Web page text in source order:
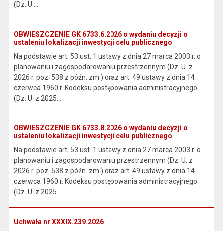
(Dz. U....
OBWIESZCZENIE GK 6733.6.2026 o wydaniu decyzji o
ustaleniu lokalizacji inwestycji celu publicznego
Na podstawie art. 53 ust. 1 ustawy z dnia 27 marca 2003 r. o
planowaniu i zagospodarowaniu przestrzennym (Dz. U. z
2026 r. poz. 538 z późn. zm.) oraz art. 49 ustawy z dnia 14
czerwca 1960 r. Kodeksu postępowania administracyjnego
(Dz. U. z 2025...
OBWIESZCZENIE GK 6733.8.2026 o wydaniu decyzji o
ustaleniu lokalizacji inwestycji celu publicznego
Na podstawie art. 53 ust. 1 ustawy z dnia 27 marca 2003 r. o
planowaniu i zagospodarowaniu przestrzennym (Dz. U. z
2026 r. poz. 538 z późn. zm.) oraz art. 49 ustawy z dnia 14
czerwca 1960 r. Kodeksu postępowania administracyjnego
(Dz. U. z 2025...
Uchwała nr XXXIX.239.2026